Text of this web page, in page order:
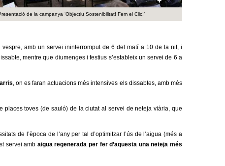
c
e
r
c
a
de la campanya ‘Objectiu Sostenibilitat! Fem el Clic!’
vespre, amb un servei ininterromput de 6 del matí a 10 de la nit, i
, mentre que diumenges i festius s’estableix un servei de 6 a
, on esfaran actuacions més intensives els dissabtes, amb més
places toves (de sauló) de la ciutat al servei de neteja viària, que
de l’època de l’any per tal d’optimitzar l’ús de l’aigua (més a
servei amb aigua regenerada per fer d’aquesta una neteja més